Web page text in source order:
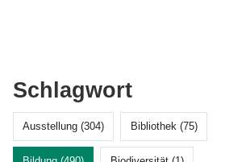
Schlagwort
Ausstellung (304) Bibliothek (75)